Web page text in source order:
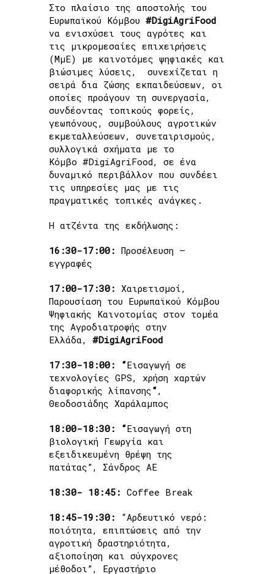
Στο πλαίσιο της αποστολής του
Ευρωπαϊκού Κόμβου #DigiAgriFood
να ενισχύσει τους αγρότες και
τις μικρομεσαίες επιχειρήσεις
(ΜμΕ) με καινοτόμες ψηφιακές και
βιώσιμες λύσεις, συνεχίζεται η
σειρά δια ζώσης εκπαιδεύσεων, οι
οποίες προάγουν τη συνεργασία,
συνδέοντας τοπικούς φορείς,
γεωπόνους, συμβούλους αγροτικών
εκμεταλλεύσεων, συνεταιρισμούς,
συλλογικά σχήματα με το
Κόμβο #DigiAgriFood, σε ένα
δυναμικό περιβάλλον που συνδέει
τις υπηρεσίες μας με τις
πραγματικές τοπικές ανάγκες.
Η ατζέντα της εκδήλωσης:
16:30-17:00: Προσέλευση –
εγγραφές
17:00-17:30: Χαιρετισμοί,
Παρουσίαση του Ευρωπαϊκού Κόμβου
Ψηφιακής Καινοτομίας στον τομέα
της Αγροδιατροφής στην
Ελλάδα, #DigiAgriFood
17:30-18:00: “Εισαγωγή σε
τεχνολογίες GPS, χρήση χαρτών
διαφορικής λίπανσης“,
Θεοδοσιάδης Χαράλαμπος
18:00-18:30: “Εισαγωγή στη
βιολογική Γεωργία και
εξειδικευμένη θρέψη της
πατάτας”, Σάνδρος ΑΕ
18:30- 18:45: Coffee Break
18:45-19:30:
“Αρδευτικό νερό:
ποιότητα, επιπτώσεις από την
αγροτική δραστηριότητα,
αξιοποίηση και σύγχρονες
μέθοδοι”, Εργαστήριο